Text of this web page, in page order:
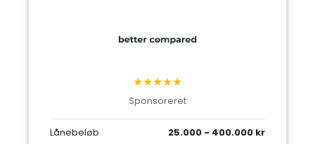
★★★★★
Sponsoreret
Lånebeløb 25.000 - 400.000 kr